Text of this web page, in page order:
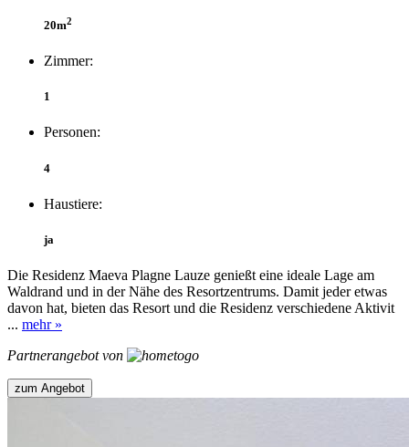
20m2
Zimmer:
1
Personen:
4
Haustiere:
ja
Die Residenz Maeva Plagne Lauze genießt eine ideale Lage am
Waldrand und in der Nähe des Resortzentrums. Damit jeder etwas
davon hat, bieten das Resort und die Residenz verschiedene Aktivit
... mehr »
Partnerangebot von
zum Angebot